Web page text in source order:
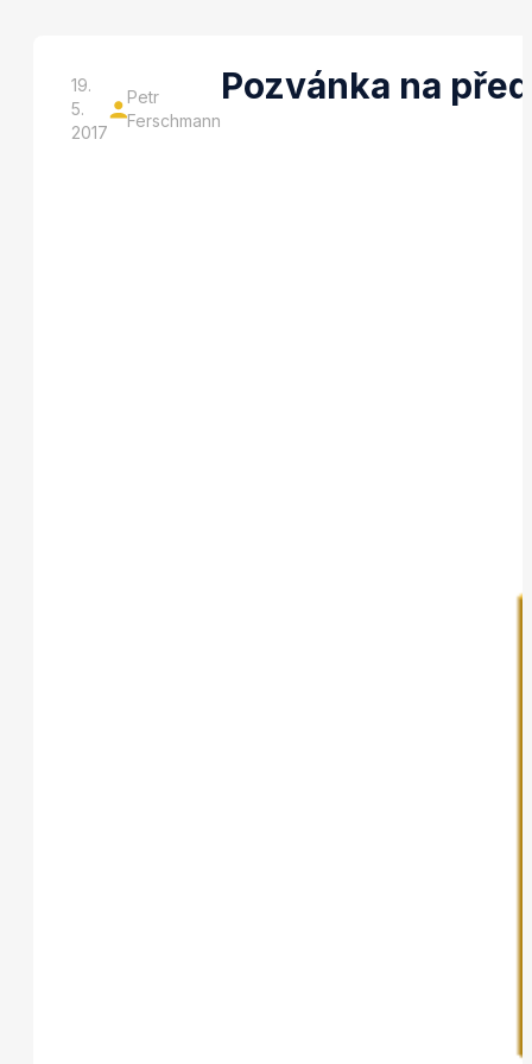
19.
5.
2017
Petr
Ferschmann
Pozvánka na